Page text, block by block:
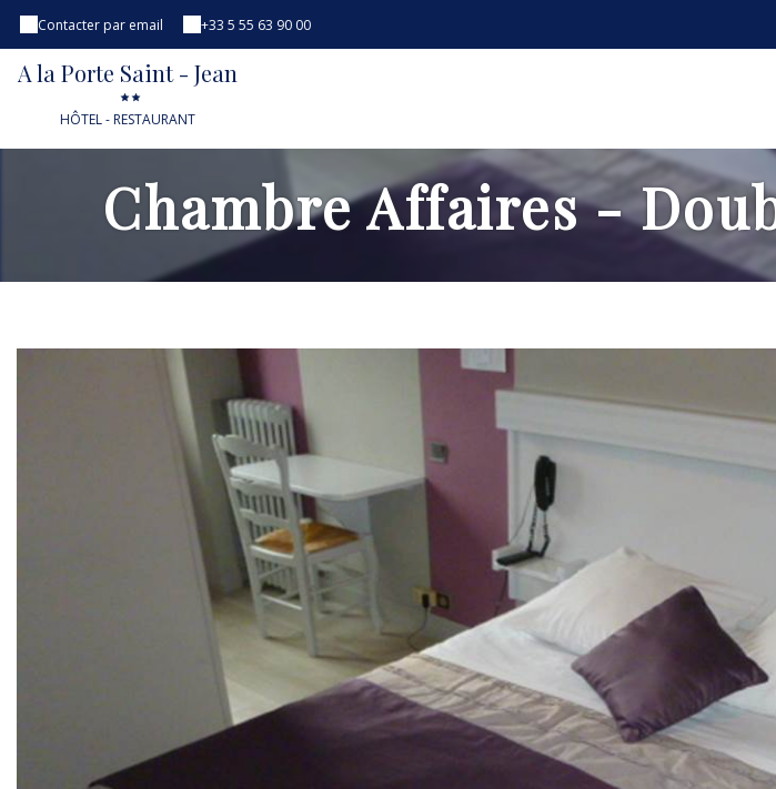
Contacter par email +33 5 55 63 90 00
A la Porte Saint - Jean
HÔTEL - RESTAURANT
Chambre Affaires -